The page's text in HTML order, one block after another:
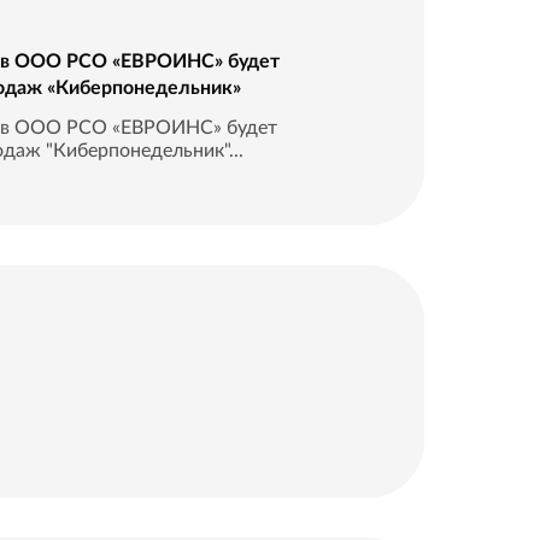
в ООО РСО «ЕВРОИНС» будет
«Киберпонедельник»
в ООО РСО «ЕВРОИНС» будет
"Киберпонедельник"...